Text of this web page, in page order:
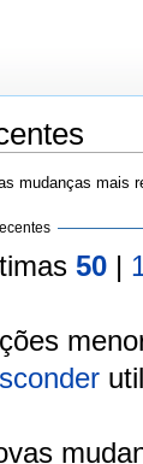
mudanças mais
50|